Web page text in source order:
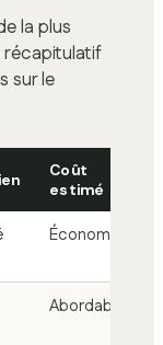
la plus
récapitulatif
sur le
Coût
estimé
Économique
Abordable